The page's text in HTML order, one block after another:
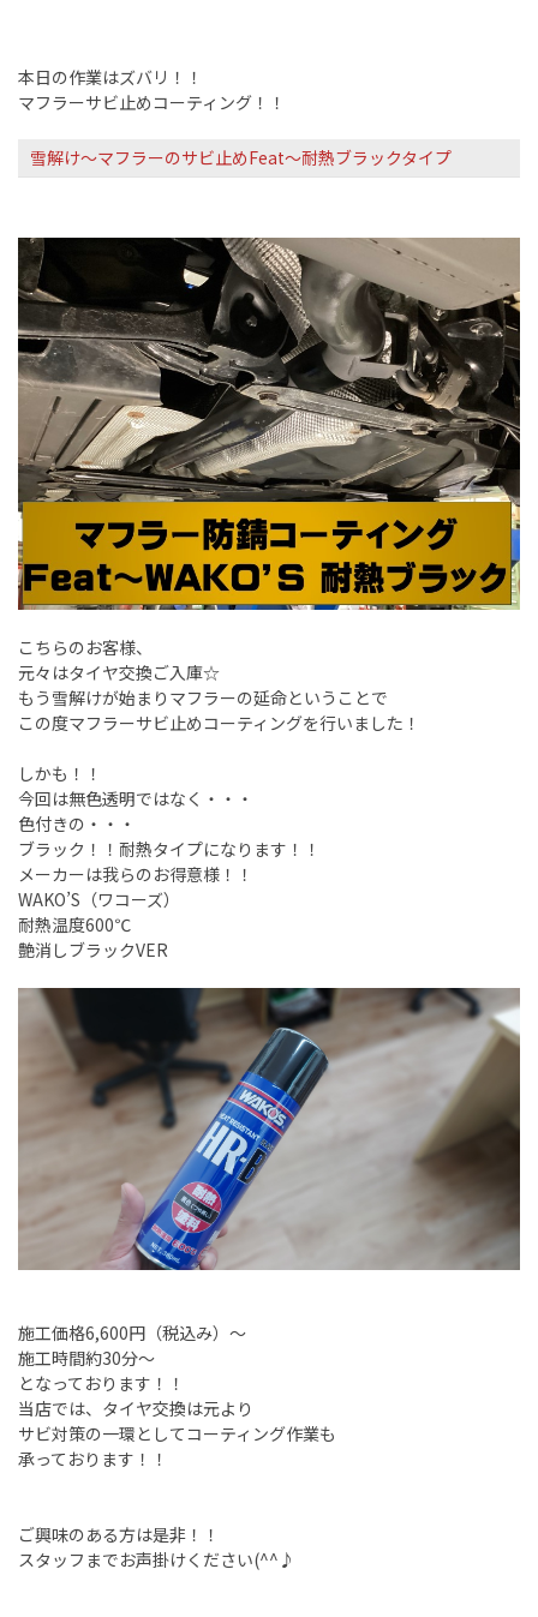
本日の作業はズバリ！！
マフラーサビ止めコーティング！！
雪解け～マフラーのサビ止めFeat～耐熱ブラックタイプ
こちらのお客様、
元々はタイヤ交換ご入庫☆
もう雪解けが始まりマフラーの延命ということで
この度マフラーサビ止めコーティングを行いました！
しかも！！
今回は無色透明ではなく・・・
色付きの・・・
ブラック！！耐熱タイプになります！！
メーカーは我らのお得意様！！
WAKO’S（ワコーズ）
耐熱温度600℃
艶消しブラックVER
施工価格6,600円（税込み）～
施工時間約30分～
となっております！！
当店では、タイヤ交換は元より
サビ対策の一環としてコーティング作業も
承っております！！
ご興味のある方は是非！！
スタッフまでお声掛けください(^^♪